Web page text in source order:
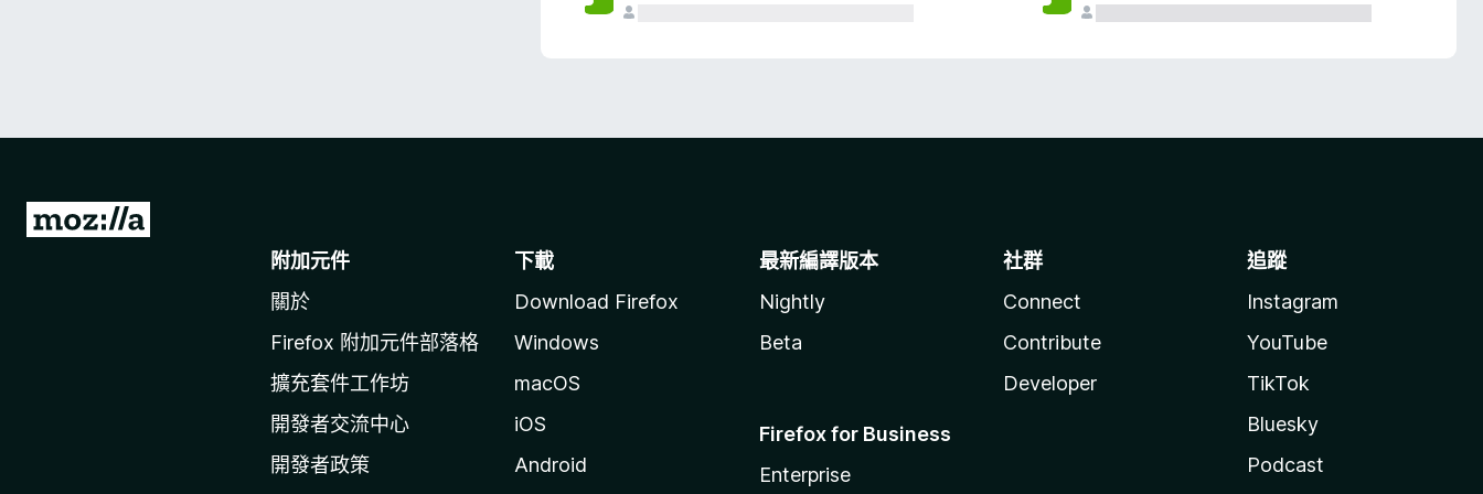
前
附加元件
關於
Firefox 附加元件部落格
擴充套件工作坊
開發者交流中心
開發者政策
下載
Download Firefox
Windows
macOS
iOS
Android
最新編譯版本
Nightly
Beta
Firefox for Business
Enterprise
社群
Connect
Contribute
Developer
追蹤
Instagram
YouTube
TikTok
Bluesky
Podcast